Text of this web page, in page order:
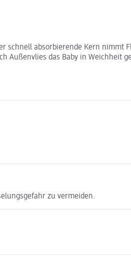
schnell absorbierende Kern
Außenvlies das Baby in
zu vermeiden.